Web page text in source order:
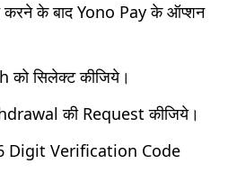
के बाद Yono Pay के ऑप्शन
को सिलेक्ट कीजिये।
की Request कीजिये।
Digit Verification Code